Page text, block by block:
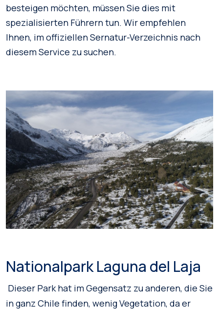
besteigen möchten, müssen Sie dies mit
spezialisierten Führern tun. Wir empfehlen
Ihnen, im offiziellen Sernatur-Verzeichnis nach
diesem Service zu suchen.
Nationalpark Laguna del Laja
Dieser Park hat im Gegensatz zu anderen, die Sie
in ganz Chile finden, wenig Vegetation, da er